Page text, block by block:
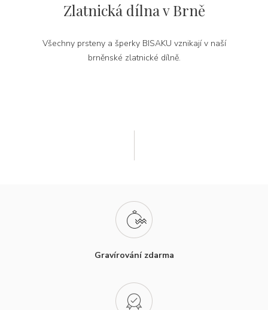
Zlatnická dílna v Brně
Všechny prsteny a šperky BISAKU vznikají v naší
brněnské zlatnické dílně.
Gravírování zdarma